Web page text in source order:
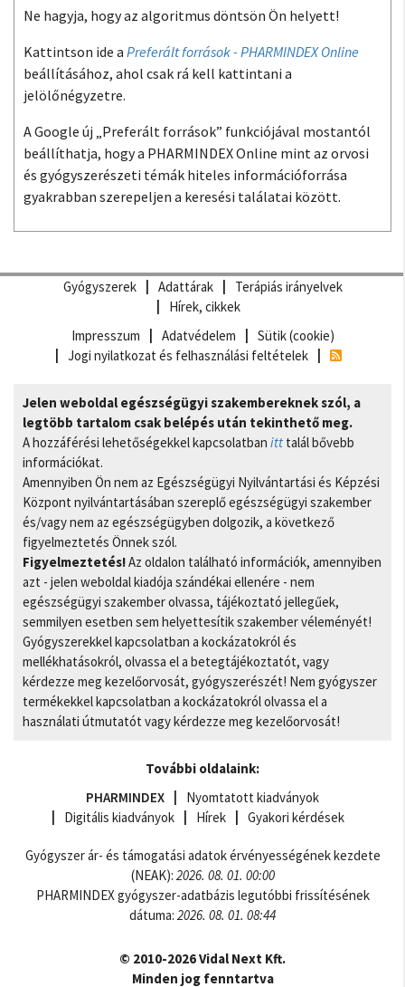
Ne hagyja, hogy az algoritmus döntsön Ön helyett!
Kattintson ide a Preferált források - PHARMINDEX Online
beállításához, ahol csak rá kell kattintani a
jelölőnégyzetre.
A Google új „Preferált források” funkciójával mostantól
beállíthatja, hogy a PHARMINDEX Online mint az orvosi
és gyógyszerészeti témák hiteles információforrása
gyakrabban szerepeljen a keresési találatai között.
Gyógyszerek Adattárak
Terápiás irányelvek
Hírek, cikkek
Impresszum
Adatvédelem
Sütik (cookie)
Jogi nyilatkozat és felhasználási feltételek
Jelen weboldal egészségügyi szakembereknek szól, a
legtöbb tartalom csak belépés után tekinthető meg.
A hozzáférési lehetőségekkel kapcsolatban itt talál bővebb
információkat.
Amennyiben Ön nem az Egészségügyi Nyilvántartási és Képzési
Központ nyilvántartásában szereplő egészségügyi szakember
és/vagy nem az egészségügyben dolgozik, a következő
figyelmeztetés Önnek szól.
Figyelmeztetés!Az oldalon található információk, amennyiben
azt - jelen weboldal kiadója szándékai ellenére - nem
egészségügyi szakember olvassa, tájékoztató jellegűek,
semmilyen esetben sem helyettesítik szakember véleményét!
Gyógyszerekkel kapcsolatban a kockázatokról és
mellékhatásokról, olvassa el a betegtájékoztatót, vagy
kérdezze meg kezelőorvosát, gyógyszerészét! Nem gyógyszer
termékekkel kapcsolatban a kockázatokról olvassa el a
használati útmutatót vagy kérdezze meg kezelőorvosát!
További oldalaink:
PHARMINDEX
Nyomtatott kiadványok
Digitális kiadványok
Hírek Gyakori kérdések
Gyógyszer ár- és támogatási adatok érvényességének kezdete
(NEAK): 2026. 08. 01. 00:00
PHARMINDEX gyógyszer-adatbázis legutóbbi frissítésének
dátuma: 2026. 08. 01. 08:44
© 2010-2026 Vidal Next Kft.
Minden jog fenntartva